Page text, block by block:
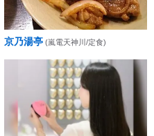
京乃湯亭 (嵐電天神川/定食)